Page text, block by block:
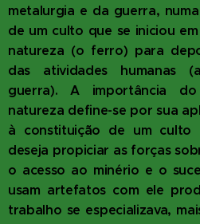
metalurgia e da guerra,
de um culto que se iniciou
natureza (o ferro) para
das atividades humanas
guerra). A importância
natureza define-se por sua
à constituição de um culto
deseja propiciar as forças
o acesso ao minério e o
usam artefatos com ele
trabalho se especializava,